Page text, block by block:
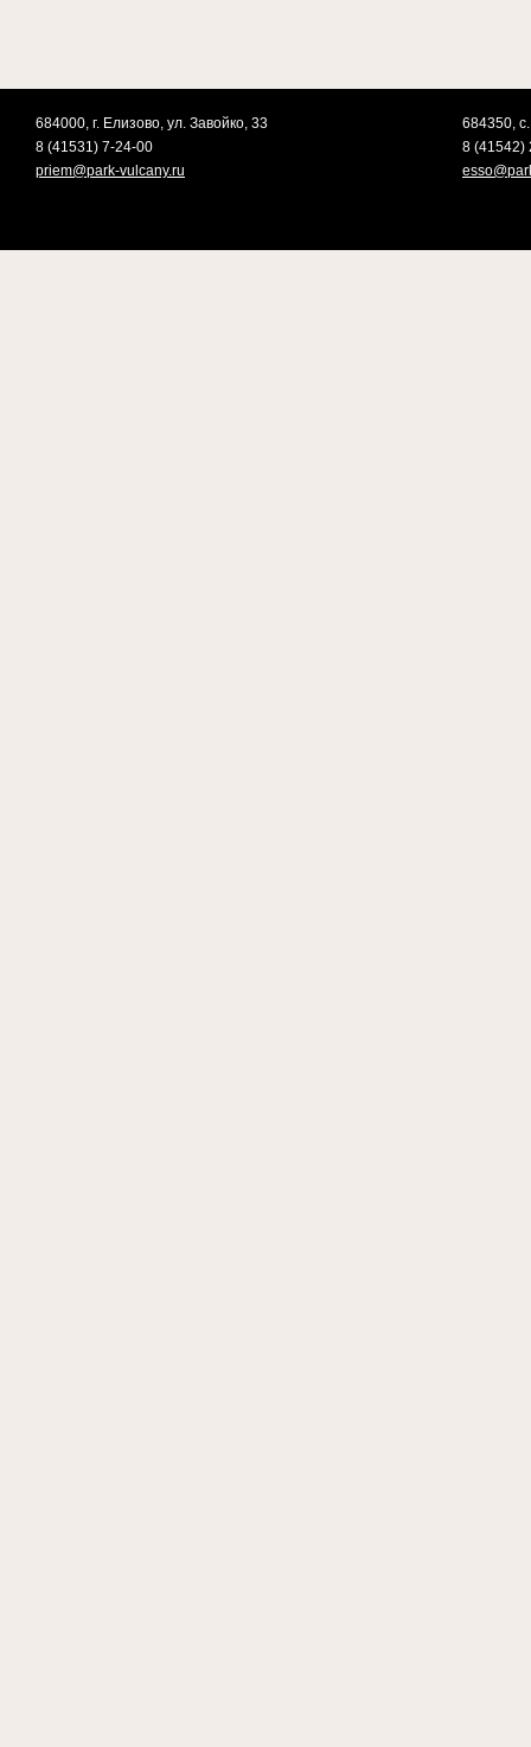
684000, г. Елизово, ул. Завойко, 33
8 (41531) 7-24-00
priem@park-vulcany.ru
684350,
8 (41542)